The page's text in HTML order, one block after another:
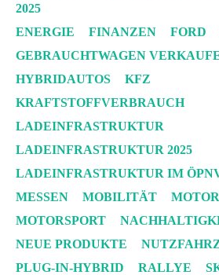
2025
ENERGIE
FINANZEN FORD
GEBRAUCHTWAGEN
HYBRIDAUTOS
KFZ
KRAFTSTOFFVERBRAUCH
LADEINFRASTRUKTUR
LADEINFRASTRUKTUR 2025
LADEINFRASTRUKTUR IM
MESSEN
MOBILITÄT
MOTORSPORT
NEUE PRODUKTE
PLUG-IN-HYBRID
RALLYE